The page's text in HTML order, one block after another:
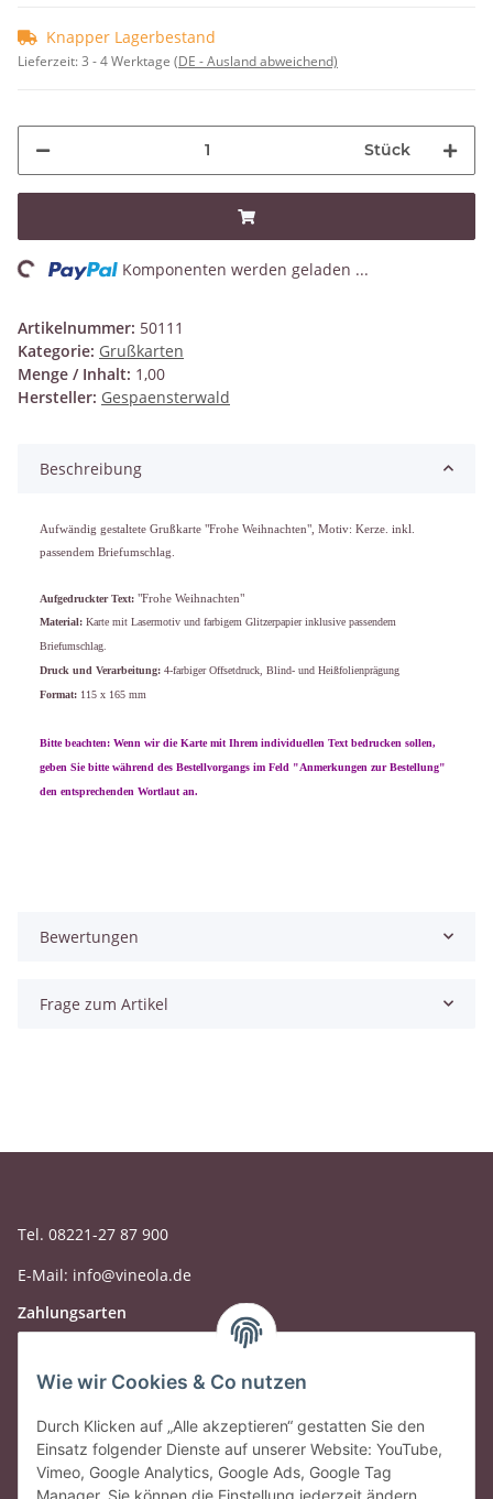
Knapper Lagerbestand
Lieferzeit:3 - 4 Werktage (DE - Ausland abweichend)
Stück
Komponenten werden geladen ...
Artikelnummer: 50111
Kategorie: Grußkarten
Menge / Inhalt: 1,00
Hersteller: Gespaensterwald
Beschreibung
Aufwändig gestaltete Grußkarte "Frohe Weihnachten", Motiv: Kerze. inkl.
passendem Briefumschlag.
Aufgedruckter Text: "Frohe Weihnachten"
Material: Karte mit Lasermotiv und farbigem Glitzerpapier inklusive passendem
Briefumschlag.
Druck und Verarbeitung: 4-farbiger Offsetdruck, Blind- und Heißfolienprägung
Format: 115 x 165 mm
Bitte beachten: Wenn wir die Karte mit Ihrem individuellen Text bedrucken sollen,
geben Sie bitte während des Bestellvorgangs im Feld "Anmerkungen zur Bestellung"
den entsprechenden Wortlaut an.
Bewertungen
Frage zum Artikel
Tel. 08221-27 87 900
E-Mail: info@vineola.de
Zahlungsarten
Wie wir Cookies & Co nutzen
Durch Klicken auf „Alle akzeptieren“ gestatten Sie den
Einsatz folgender Dienste auf unserer Website: YouTube,
Vimeo, Google Analytics, Google Ads, Google Tag